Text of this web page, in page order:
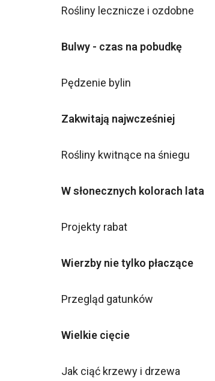
Rośliny lecznicze i ozdobne
Bulwy - czas na pobudkę
Pędzenie bylin
Zakwitają najwcześniej
Rośliny kwitnące na śniegu
W słonecznych kolorach lata
Projekty rabat
Wierzby nie tylko płaczące
Przegląd gatunków
Wielkie cięcie
Jak ciąć krzewy i drzewa